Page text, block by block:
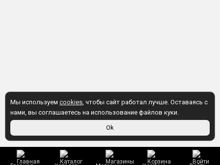
Мы используем cookies, чтобы сайт работал лучше. Оставаясь с
нами, вы соглашаетесь на использование файлов куки.
Ok